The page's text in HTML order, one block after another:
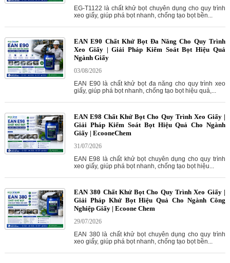
EG-T1122 là chất khử bọt chuyên dụng cho quy trình
xeo giấy, giúp phá bọt nhanh, chống tạo bọt bền...
EAN E90 Chất Khử Bọt Đa Năng Cho Quy Trình
Xeo Giấy | Giải Pháp Kiểm Soát Bọt Hiệu Quả
Ngành Giấy
03/08/2026
EAN E90 là chất khử bọt đa năng cho quy trình xeo
giấy, giúp phá bọt nhanh, chống tạo bọt hiệu quả,...
EAN E98 Chất Khử Bọt Cho Quy Trình Xeo Giấy |
Giải Pháp Kiểm Soát Bọt Hiệu Quả Cho Ngành
Giấy | EcooneChem
31/07/2026
EAN E98 là chất khử bọt chuyên dụng cho quy trình
xeo giấy, giúp phá bọt nhanh, chống tạo bọt hiệu...
EAN 380 Chất Khử Bọt Cho Quy Trình Xeo Giấy |
Giải Pháp Khử Bọt Hiệu Quả Cho Ngành Công
Nghiệp Giấy | Ecoone Chem
29/07/2026
EAN 380 là chất khử bọt chuyên dụng cho quy trình
xeo giấy, giúp phá bọt nhanh, chống tạo bọt bền...